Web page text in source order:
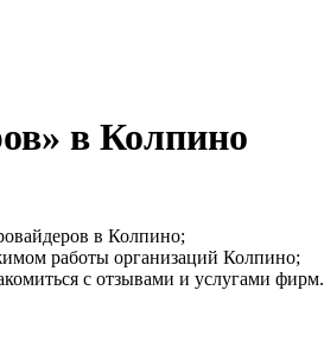
в Колпино
в Колпино;
работы организаций Колпино;
с отзывами и услугами фирм.